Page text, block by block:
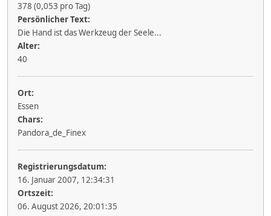
378 (0,053 pro Tag)
Persönlicher Text:
Die Hand ist das Werkzeug der Seele...
Alter:
40
Ort:
Essen
Chars:
Pandora_de_Finex
Registrierungsdatum:
16. Januar 2007, 12:34:31
Ortszeit:
06. August 2026, 20:01:35